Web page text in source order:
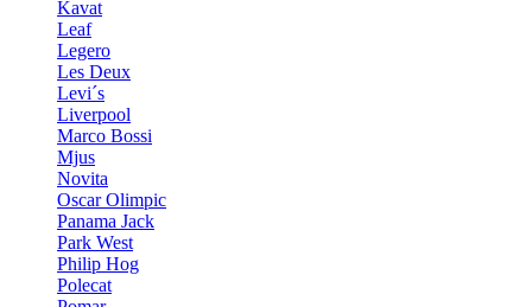
Kavat
Leaf
Legero
Les Deux
Levi´s
Liverpool
Marco Bossi
Mjus
Novita
Oscar Olimpic
Panama Jack
Park West
Philip Hog
Polecat